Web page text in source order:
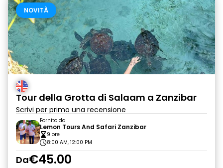
NOVITÀ
Tour della Grotta di Salaam a Zanzibar
Scrivi per primo una recensione
Fornito da
Lemon Tours And Safari Zanzibar
9 ore
8:00 AM, 12:00 PM
Da€45.00